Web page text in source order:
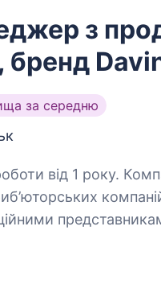
з
бренд
за середню
Компанія «ІРІС» — ТОП-3